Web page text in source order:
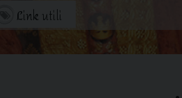
Link utili